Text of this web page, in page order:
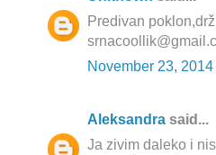
Predivan
November 23, 2014
Aleksandra said...
Ja zivim daleko i